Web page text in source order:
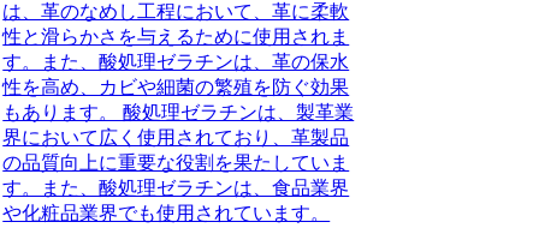
は、革のなめし工程において、革に柔軟
性と滑らかさを与えるために使用されま
す。また、酸処理ゼラチンは、革の保水
性を高め、カビや細菌の繁殖を防ぐ効果
もあります。 酸処理ゼラチンは、製革業
界において広く使用されており、革製品
の品質向上に重要な役割を果たしていま
す。また、酸処理ゼラチンは、食品業界
や化粧品業界でも使用されています。